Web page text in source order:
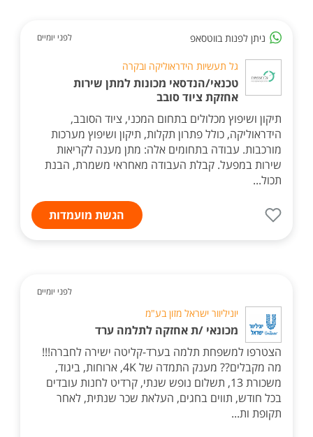
ניתן לפנות בווטסאפ לפני יומיים
גל תעשיות הידראוליקה ובקרה
טכנאי/הנדסאי מכונות למתן שירות
אחזקת ציוד סובב
תיקון ושיפוץ מכלולים בתחום המכני, ציוד הסובב,
הידראוליקה, כולל פתרון תקלות, תיקון ושיפוץ מערכות
מורכבות. עבודה בתחומים אלה: מתן מענה לקריאות
שירות במפעל. קבלת העבודה מאחראי משמרת, הבנת
תכול...
הגשת מועמדות
לפני יומיים
יוניליוור ישראל מזון בע"מ
מכונאי /ת אחזקה לתלמה ערד
הצטרפו למשפחת תלמה בערד-קליטה ישירה לחברה!!!
מה מקבלים?? מענק התמדה של 4K, ארוחות, ביגוד,
משכורת 13, תשלום נופש שנתי, קרדיט לחנות עובדים
בכל חודש, תווים בחגים, העלאת שכר שנתית, לאחר
תקופת ות...